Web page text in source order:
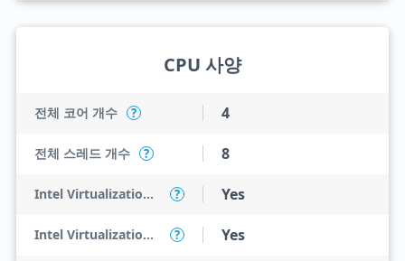
CPU 사양
전체 코어 개수 ? 4
전체 스레드 개수 ? 8
Intel Virtualization Technology (VT-x) ? Yes
Intel Virtualization Technology for Directed I/O (VT-d) ? Yes